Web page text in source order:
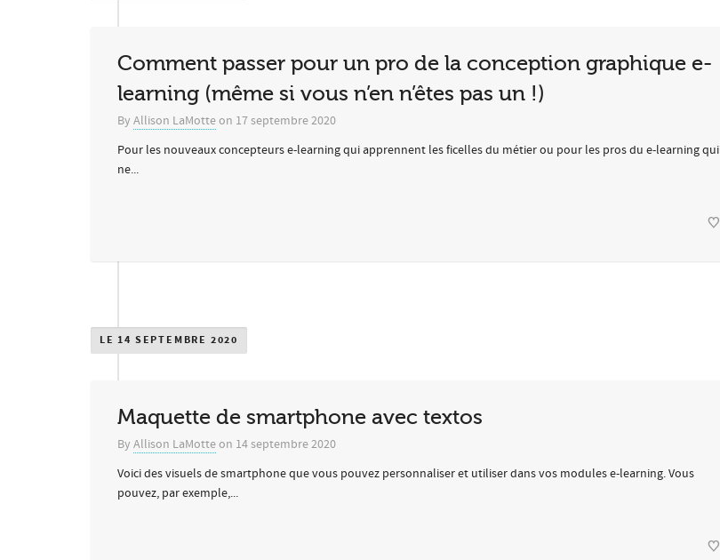
Comment passer pour un pro de la conception graphique e-
learning (même si vous n’en n’êtes pas un !)
By Allison LaMotteon 17 septembre 2020
Pour les nouveaux concepteurs e-learning qui apprennent les ficelles du métier ou pour les pros du e-learning qui
ne...
LE 14 SEPTEMBRE 2020
Maquette de smartphone avec textos
By Allison LaMotteon 14 septembre 2020
Voici des visuels de smartphone que vous pouvez personnaliser et utiliser dans vos modules e-learning. Vous
pouvez, par exemple,...